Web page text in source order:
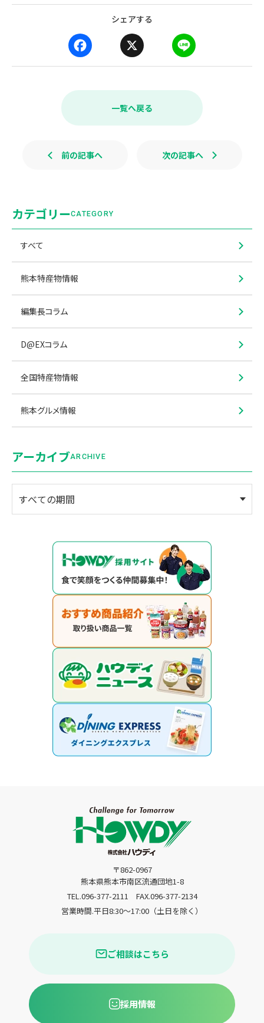
シェアする
a
e
k
i
e
一覧へ戻る
前の記事へ 次の記事へ
カテゴリーCATEGORY
すべて
熊本特産物情報
編集長コラム
D@EXコラム
全国特産物情報
熊本グルメ情報
アーカイブARCHIVE
〒862-0967
熊本県熊本市南区流通団地1-8
TEL.096-377-2111
FAX.096-377-2134
営業時間.平日8:30〜17:00（土日を除く）
ご相談はこちら
採用情報